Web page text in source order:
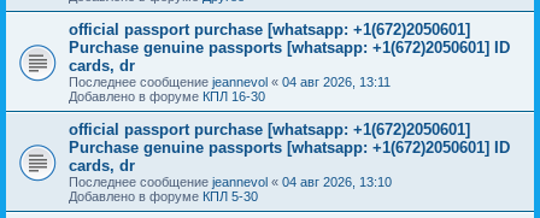
official passport purchase [whatsapp: +1(672)2050601]
Purchase genuine passports [whatsapp: +1(672)2050601] ID
cards, dr
Последнее сообщение jeannevol « 04 авг 2026, 13:11
Добавлено в форуме КПЛ 16-30
official passport purchase [whatsapp: +1(672)2050601]
Purchase genuine passports [whatsapp: +1(672)2050601] ID
cards, dr
Последнее сообщение jeannevol « 04 авг 2026, 13:10
Добавлено в форуме КПЛ 5-30